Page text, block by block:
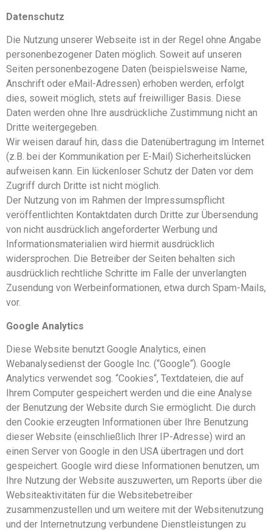
Datenschutz
Die Nutzung unserer Webseite ist in der Regel ohne Angabe
personenbezogener Daten möglich. Soweit auf unseren
Seiten personenbezogene Daten (beispielsweise Name,
Anschrift oder eMail-Adressen) erhoben werden, erfolgt
dies, soweit möglich, stets auf freiwilliger Basis. Diese
Daten werden ohne Ihre ausdrückliche Zustimmung nicht an
Dritte weitergegeben.
Wir weisen darauf hin, dass die Datenübertragung im Internet
(z.B. bei der Kommunikation per E-Mail) Sicherheitslücken
aufweisen kann. Ein lückenloser Schutz der Daten vor dem
Zugriff durch Dritte ist nicht möglich.
Der Nutzung von im Rahmen der Impressumspflicht
veröffentlichten Kontaktdaten durch Dritte zur Übersendung
von nicht ausdrücklich angeforderter Werbung und
Informationsmaterialien wird hiermit ausdrücklich
widersprochen. Die Betreiber der Seiten behalten sich
ausdrücklich rechtliche Schritte im Falle der unverlangten
Zusendung von Werbeinformationen, etwa durch Spam-Mails,
vor.
Google Analytics
Diese Website benutzt Google Analytics, einen
Webanalysedienst der Google Inc. (“Google“). Google
Analytics verwendet sog. “Cookies“, Textdateien, die auf
Ihrem Computer gespeichert werden und die eine Analyse
der Benutzung der Website durch Sie ermöglicht. Die durch
den Cookie erzeugten Informationen über Ihre Benutzung
dieser Website (einschließlich Ihrer IP-Adresse) wird an
einen Server von Google in den USA übertragen und dort
gespeichert. Google wird diese Informationen benutzen, um
Ihre Nutzung der Website auszuwerten, um Reports über die
Websiteaktivitäten für die Websitebetreiber
zusammenzustellen und um weitere mit der Websitenutzung
und der Internetnutzung verbundene Dienstleistungen zu